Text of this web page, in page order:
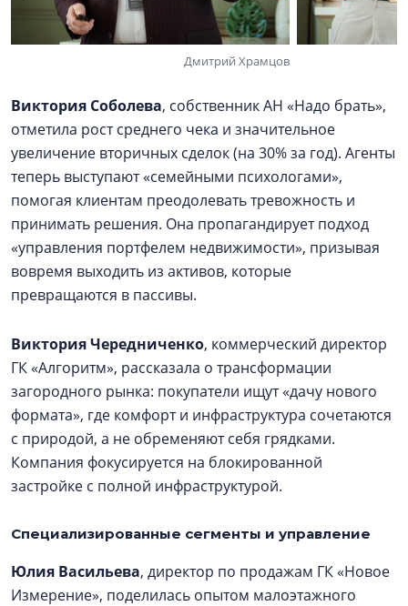
Дмитрий Храмцов
Виктория Соболева, собственник АН «Надо брать»,
отметила рост среднего чека и значительное
увеличение вторичных сделок (на 30% за год). Агенты
теперь выступают «семейными психологами»,
помогая клиентам преодолевать тревожность и
принимать решения. Она пропагандирует подход
«управления портфелем недвижимости», призывая
вовремя выходить из активов, которые
превращаются в пассивы.
Виктория Чередниченко, коммерческий директор
ГК «Алгоритм», рассказала о трансформации
загородного рынка: покупатели ищут «дачу нового
формата», где комфорт и инфраструктура сочетаются
с природой, а не обременяют себя грядками.
Компания фокусируется на блокированной
застройке с полной инфраструктурой.
Специализированные сегменты и управление
Юлия Васильева, директор по продажам ГК «Новое
Измерение», поделилась опытом малоэтажного